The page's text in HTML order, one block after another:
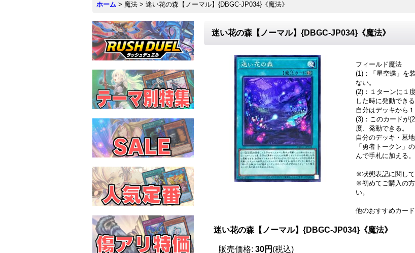
ホーム > 魔法 > 迷い花の森【ノーマル】{DBGC-JP034}《魔法》
迷い花の森【ノーマル】{DBGC-JP034}《魔法》
フィールド魔法
(1)：「星空蝶」を
ない。
(2)：１ターンに１
した時に発動できる
自分はデッキから
(3)：このカードが
度、発動できる。
自分のデッキ・墓
「勇者トークン」
んで手札に加える。
※状態表記に関して
※初めてご購入の方
い。
他のおすすめカー
迷い花の森【ノーマル】{DBGC-JP034}《魔法》
販売価格: 30円 (税込)